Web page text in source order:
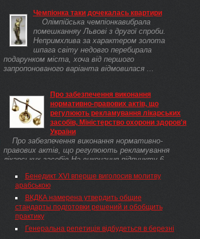
Чемпіонка таки дочекалась квартири
Олімпійська чемпіонкавибрала
помешканняу Львові з другої спроби.
Непримхлива за характером золота
шпага світу недовго перебирала
подарунком міста, хоча від першого
запропонованого варіанта відмовилася ...
Про забезпечення виконання
нормативно-правових актів, що
регулюють рекламування лікарських
засобів, Міністерство охорони здоров'я
України
Про забезпечення виконання нормативно-
правових актів, що регулюють рекламування
лікарських засобів На виконання підпункту 6
20 грудня 2011 року № 4196-VI( 4196-17 ) "Про
внесення змін до деяких законів України у сфері
охорони здоров'я щодо посилення контролю за
обігом лікарських засобів, харчових продуктів для
спеціального дієтичного споживання,
функціональних харчових продуктів та дієтичних
добавок" та пункту 2 наказу Міністерства
Бенедикт XVI вперше виголосив молитву
арабською
ВКДКА намерена утвердить общие
стандарты подготовки решений и обобщить
практику
Генеральна репетиція відбудеться в березні